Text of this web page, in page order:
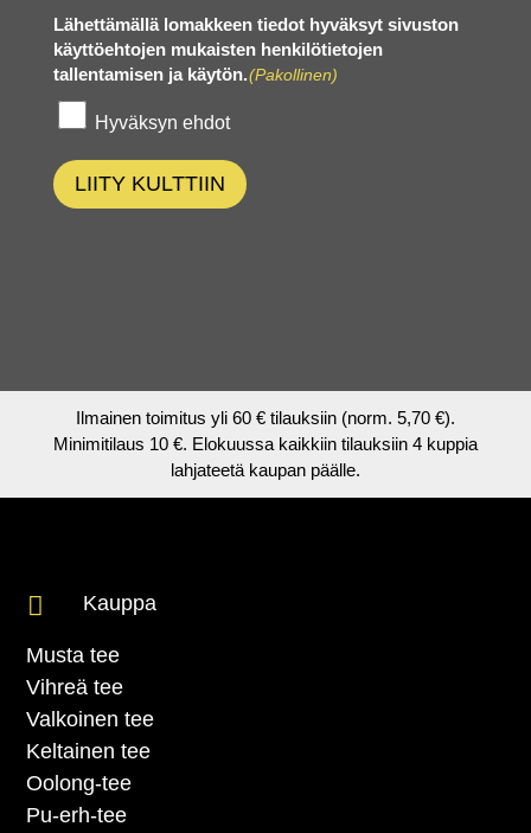
Lähettämällä lomakkeen tiedot hyväksyt sivuston
käyttöehtojen mukaisten henkilötietojen
tallentamisen ja käytön.(Pakollinen)
Hyväksyn ehdot
LIITY KULTTIIN
Ilmainen toimitus yli 60 € tilauksiin (norm. 5,70 €).
Minimitilaus 10 €. Elokuussa kaikkiin tilauksiin 4 kuppia
lahjateetä kaupan päälle.
 Kauppa
Musta tee
Vihreä tee
Valkoinen tee
Keltainen tee
Oolong-tee
Pu-erh-tee